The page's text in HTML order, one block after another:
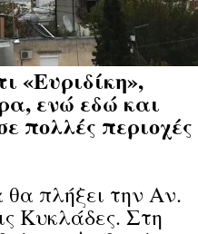
«Ευριδίκη»,
ενώ εδώ και
πολλές περιοχές
πλήξει την Αν.
Κυκλάδες. Στη